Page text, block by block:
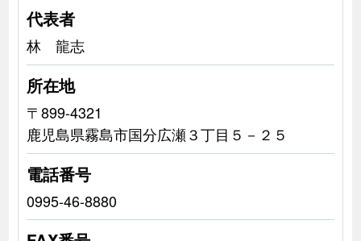
代表者
林 龍志
所在地
〒899-4321
鹿児島県霧島市国分広瀬３丁目５－２５
電話番号
0995-46-8880